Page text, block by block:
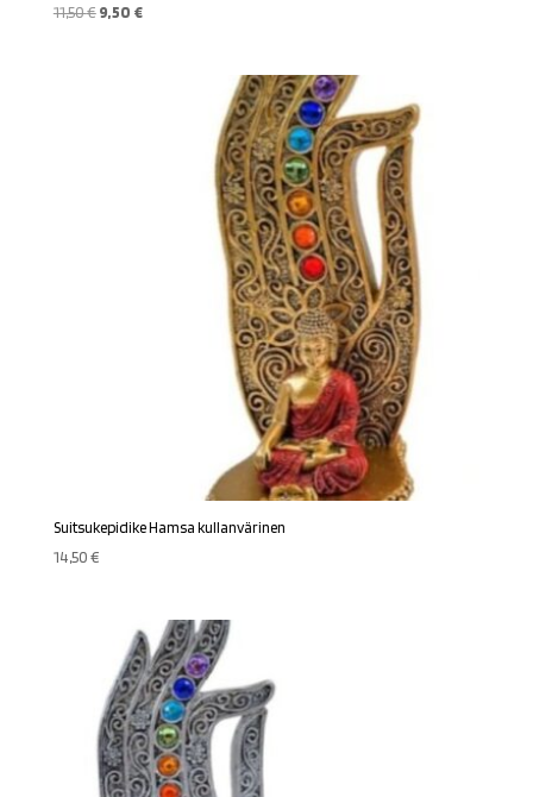
11,50€ Alkuperäinen
9,50 €Nykyinen
Suitsukepidike Hamsa kullanvärinen
14,50€